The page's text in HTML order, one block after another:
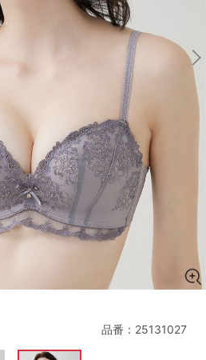
ギフトラッピング
A75
B80
C80 C85
E80 E85
サイズを表示する
品番： 25131027